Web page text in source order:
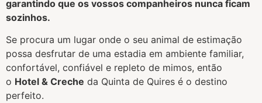
garantindo que os vossos companheiros nunca ficam
sozinhos.
Se procura um lugar onde o seu animal de estimação
possa desfrutar de uma estadia em ambiente familiar,
confortável, confiável e repleto de mimos, então
o Hotel & Creche da Quinta de Quires é o destino
perfeito.